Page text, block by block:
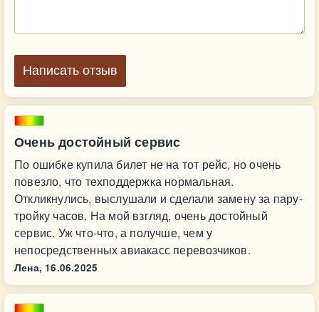
Очень достойный сервис
По ошибке купила билет не на тот рейс, но очень
повезло, что техподдержка нормальная.
Откликнулись, выслушали и сделали замену за пару-
тройку часов. На мой взгляд, очень достойный
сервис. Уж что-что, а получше, чем у
непосредственных авиакасс перевозчиков.
Лена, 16.06.2025
Написать отзыв